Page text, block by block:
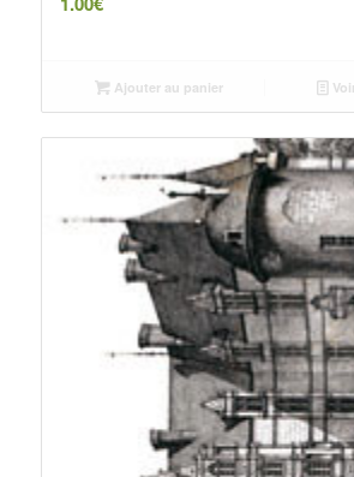
Ajouter au panier